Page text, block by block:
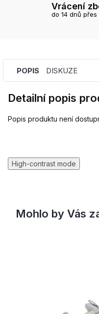
Vrácení
do 14 dnů přes
POPIS DISKUZE
Detailní popis
Popis produktu není
High-contrast mode